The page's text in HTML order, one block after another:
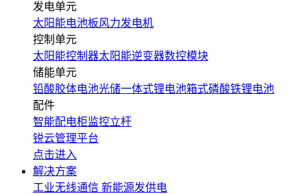
发电单元
太阳能电池板风力发电机
控制单元
太阳能控制器太阳能逆变器数控模块
储能单元
铅酸胶体电池光储一体式锂电池箱式磷酸铁锂电池
配件
智能配电柜监控立杆
锐云管理平台
点击进入
解决方案
工业无线通信 新能源发供电